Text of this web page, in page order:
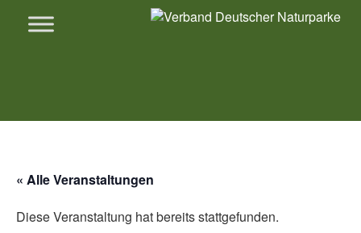
« Alle Veranstaltungen
Diese Veranstaltung hat bereits stattgefunden.